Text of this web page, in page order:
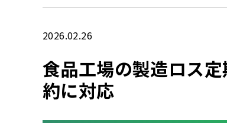
2026.02.26
食品工場の製造ロス
約に対応